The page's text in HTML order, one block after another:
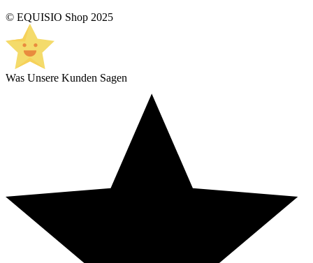
© EQUISIO Shop 2025
Was Unsere Kunden Sagen